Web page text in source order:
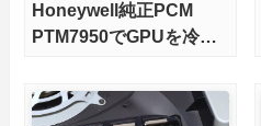
Honeywell純正PCM
PTM7950でGPUを冷や